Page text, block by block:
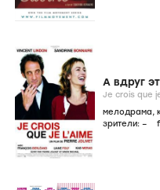
А вдруг
мелодрама,
зрители: –